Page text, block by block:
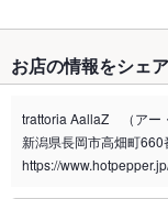
禁煙・喫煙 全席禁煙
喫煙専用室 なし
※2020年4月1日～受動喫煙対
お店の情報をシェア
trattoria AallaZ （アー
新潟県長岡市高畑町
https://